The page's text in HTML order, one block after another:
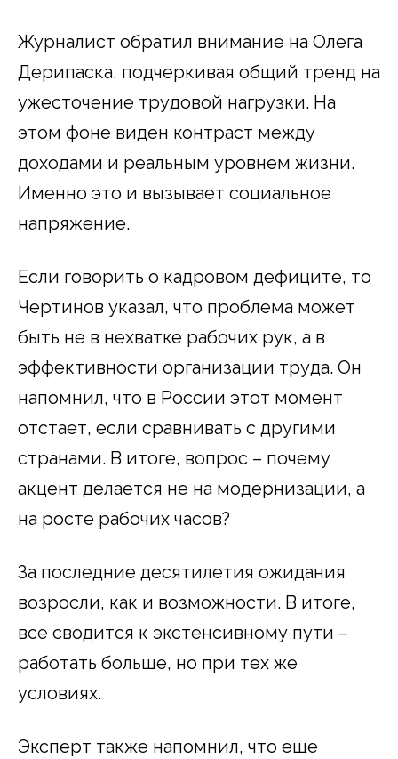
Журналист обратил внимание на Олега
Дерипаска, подчеркивая общий тренд на
ужесточение трудовой нагрузки. На
этом фоне виден контраст между
доходами и реальным уровнем жизни.
Именно это и вызывает социальное
напряжение.
Если говорить о кадровом дефиците, то
Чертинов указал, что проблема может
быть не в нехватке рабочих рук, а в
эффективности организации труда. Он
напомнил, что в России этот момент
отстает, если сравнивать с другими
странами. В итоге, вопрос – почему
акцент делается не на модернизации, а
на росте рабочих часов?
За последние десятилетия ожидания
возросли, как и возможности. В итоге,
все сводится к экстенсивному пути –
работать больше, но при тех же
условиях.
Эксперт также напомнил, что еще